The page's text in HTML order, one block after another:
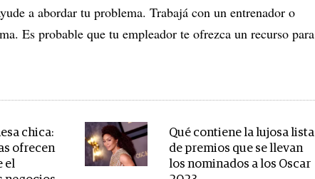
a abordar tu problema. Trabajá con un entrenador o
Es probable que tu empleador te ofrezca un recurso para
chica:
ofrecen
el
Qué contiene la lujosa lista
de premios que se llevan
los nominados a los Oscar